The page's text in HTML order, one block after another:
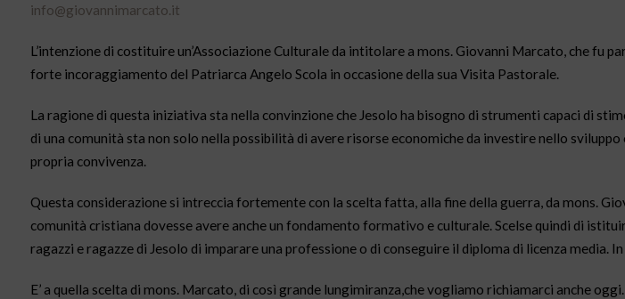
info@giovannimarcato.it
L’intenzione di costituire un’Associazione Culturale da intitolare a mons. Giovanni Marcato, che
forte incoraggiamento del Patriarca Angelo Scola in occasione della sua Visita Pastorale.
La ragione di questa iniziativa sta nella convinzione che Jesolo ha bisogno di strumenti capaci di
di una comunità sta non solo nella possibilità di avere risorse economiche da investire nello
propria convivenza.
Questa considerazione si intreccia fortemente con la scelta fatta, alla fine della guerra, da mons.
comunità cristiana dovesse avere anche un fondamento formativo e culturale. Scelse quindi di
ragazzi e ragazze di Jesolo di imparare una professione o di conseguire il diploma di licenza
E’ a quella scelta di mons. Marcato, di così grande lungimiranza,che vogliamo richiamarci anche oggi.